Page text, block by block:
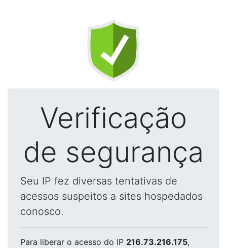
Verificação
de segurança
Seu IP fez diversas tentativas de
acessos suspeitos a sites hospedados
conosco.
Para liberar o acesso do IP 216.73.216.175,